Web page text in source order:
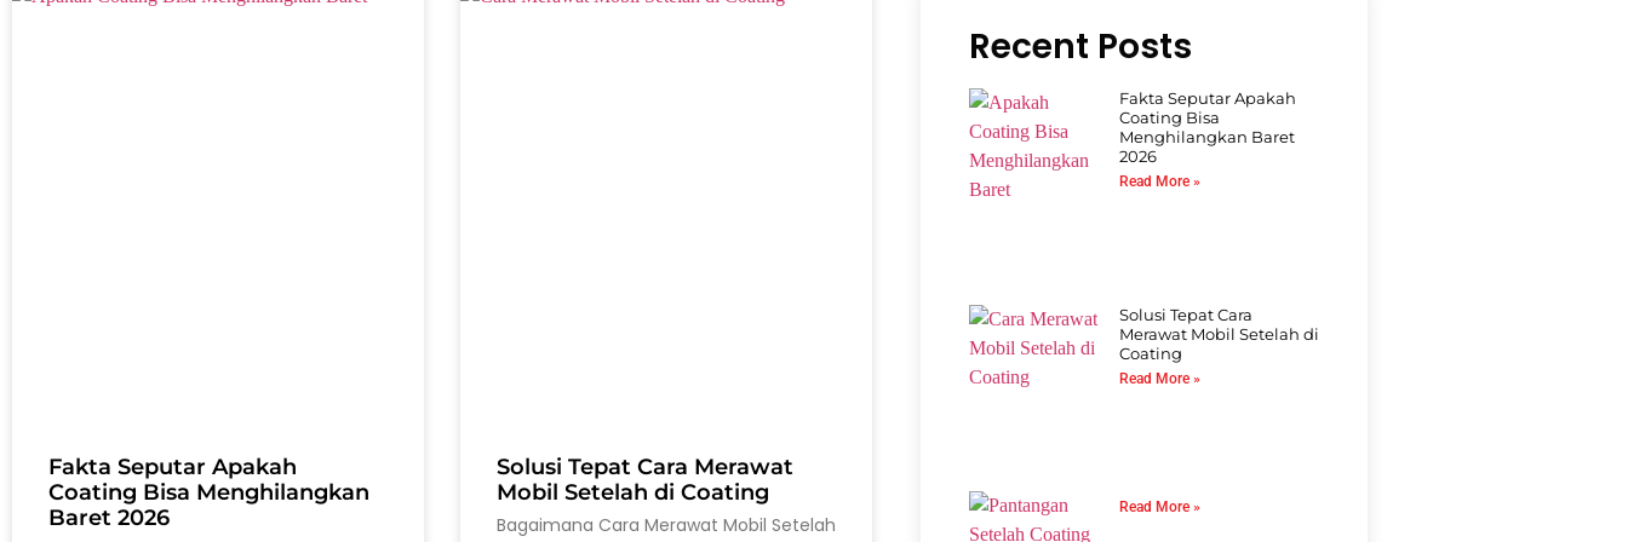
Fakta Seputar Apakah
Coating Bisa Menghilangkan
Baret 2026
Solusi Tepat Cara Merawat
Mobil Setelah di Coating
Bagaimana Cara Merawat Mobil Setelah
Recent Posts
Fakta Seputar Apakah
Coating Bisa
Menghilangkan Baret
2026
Read More »
Solusi Tepat Cara
Merawat Mobil Setelah di
Coating
Read More »
Read More »